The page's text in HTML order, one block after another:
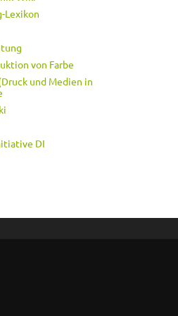
Lexikon
von Farbe
und Medien in
DI